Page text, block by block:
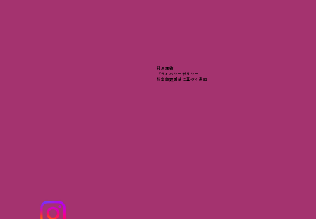
利用規約
プライバシーポリシー
特定商取引法に基づく表記